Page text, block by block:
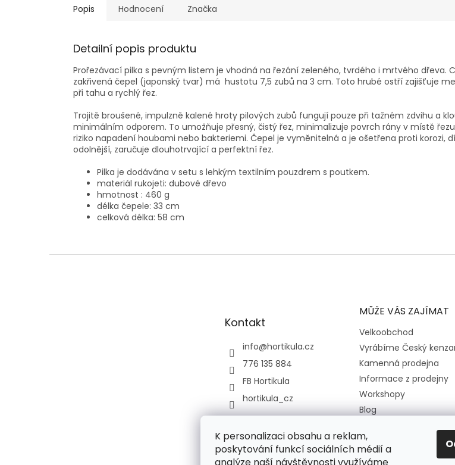
K personalizaci obsahu a reklam,
poskytování funkcí sociálních médií a
Popis Hodnocení Značka
Detailní popis produktu
Prořezávací pilka s pevným listem je vhodná na řezání zeleného, tvrdého i mrtvého dřeva.
zakřivená čepel (japonský tvar) má hustotu 7,5 zubů na 3 cm. Toto hrubé ostří zajišťuje
při tahu a rychlý řez.
Trojitě broušené, impulzně kalené hroty pilových zubů fungují pouze při tažném zdvihu a
minimálním odporem. To umožňuje přesný, čistý řez, minimalizuje povrch rány v místě
riziko napadení houbami nebo bakteriemi. Čepel je vyměnitelná a je ošetřena proti korozi,
odolnější, zaručuje dlouhotrvající a perfektní řez.
Pilka je dodávána v setu s lehkým textilním pouzdrem s poutkem.
materiál rukojeti: dubové dřevo
hmotnost : 460 g
délka čepele: 33 cm
celková délka: 58 cm
Kontakt
info@hortikula.cz
776 135 884
FB Hortikula
hortikula_cz
MŮŽE VÁS ZAJÍMAT
Velkoobchod
Vyrábíme Český
Kamenná prodejna
Informace z prodejny
Workshopy
Blog
O nás